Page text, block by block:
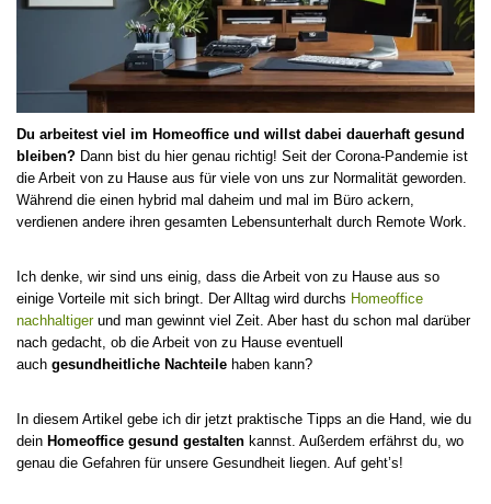
Du arbeitest viel im Homeoffice und willst dabei dauerhaft gesund
bleiben? Dann bist du hier genau richtig! Seit der Corona-Pandemie ist
die Arbeit von zu Hause aus für viele von uns zur Normalität geworden.
Während die einen hybrid mal daheim und mal im Büro ackern,
verdienen andere ihren gesamten Lebensunterhalt durch Remote Work.
Ich denke, wir sind uns einig, dass die Arbeit von zu Hause aus so
einige Vorteile mit sich bringt. Der Alltag wird durchs Homeoffice
nachhaltigerund man gewinnt viel Zeit. Aber hast du schon mal darüber
nach gedacht, ob die Arbeit von zu Hause eventuell
auch gesundheitliche Nachteile haben kann?
In diesem Artikel gebe ich dir jetzt praktische Tipps an die Hand, wie du
dein Homeoffice gesund gestalten kannst. Außerdem erfährst du, wo
genau die Gefahren für unsere Gesundheit liegen. Auf geht’s!